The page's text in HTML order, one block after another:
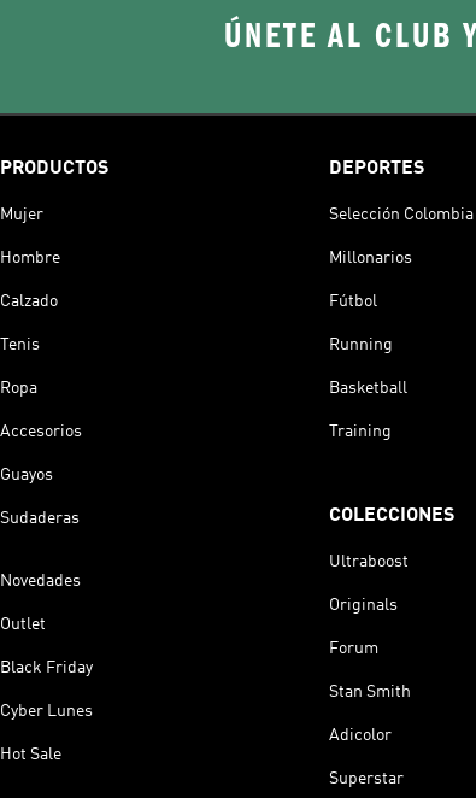
ÚNETE AL CLUB
PRODUCTOS
Mujer
Hombre
Calzado
Tenis
Ropa
Accesorios
Guayos
Sudaderas
Novedades
Outlet
Black Friday
Cyber Lunes
Hot Sale
DEPORTES
Selección Colombia
Millonarios
Fútbol
Running
Basketball
Training
COLECCIONES
Ultraboost
Originals
Forum
Stan Smith
Adicolor
Superstar